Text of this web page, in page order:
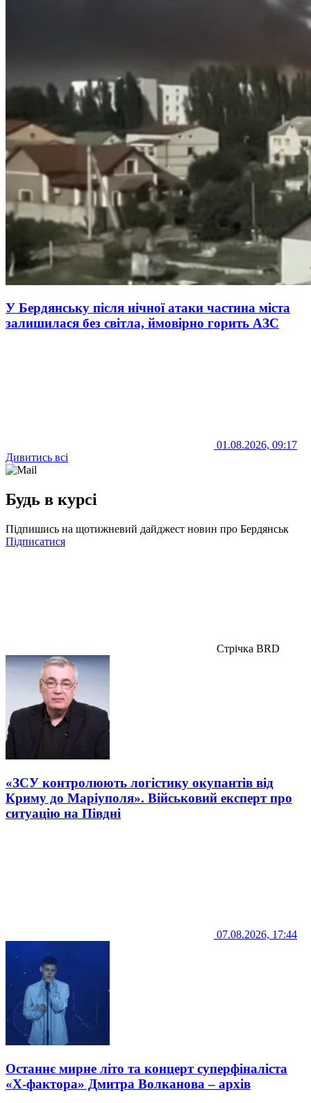
У Бердянську після нічної атаки частина міста
залишилася без світла, ймовірно горить АЗС
01.08.2026, 09:17
Дивитись всі
Будь в курсі
Підпишись на щотижневий дайджест новин про Бердянськ
Підписатися
Стрічка BRD
«ЗСУ контролюють логістику окупантів від
Криму до Маріуполя». Військовий експерт про
ситуацію на Півдні
07.08.2026, 17:44
Останнє мирне літо та концерт суперфіналіста
«Х-фактора» Дмитра Волканова – архів